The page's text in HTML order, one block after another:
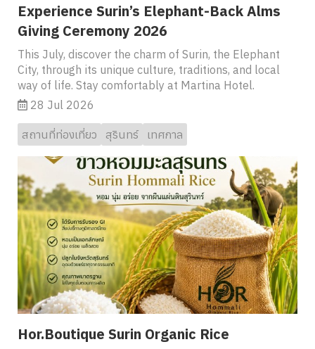
Experience Surin’s Elephant-Back Alms
Giving Ceremony 2026
This July, discover the charm of Surin, the Elephant
City, through its unique culture, traditions, and local
way of life. Stay comfortably at Martina Hotel.
28 Jul 2026
สถานที่ท่องเที่ยว สุรินทร์ เทศกาล
Hor.Boutique Surin Organic Rice